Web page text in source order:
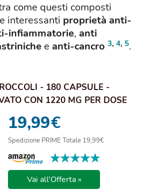
come questi composti
interessanti proprietà anti-
infiammatorie, anti
e anti-cancro 3, 4, 5.
- 180 CAPSULE -
CON 1220 MG PER DOSE
19,99€
Spedizione PRIME Totale 19,99€
★★★★★
★★★★★
Vai all'Offerta »